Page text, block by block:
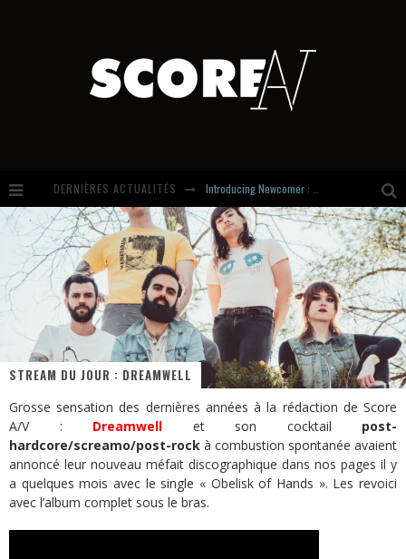
DERNIÈRES ACTUALITÉS
Stream Of The Day : Boundaries
Russian Circles share « Empath » & « Eluvial » singles. Same Language. Different Damage.
Hardcore, Actually. Meet Cút Lộn
STREAM DU JOUR : DREAMWELL
Grosse sensation des dernières années à la rédaction de Score
A/V : Dreamwell et son cocktail post-
hardcore/screamo/post-rock à combustion spontanée avaient
annoncé leur nouveau méfait discographique dans nos pages il y
a quelques mois avec le single « Obelisk of Hands ». Les revoici
avec l’album complet sous le bras.